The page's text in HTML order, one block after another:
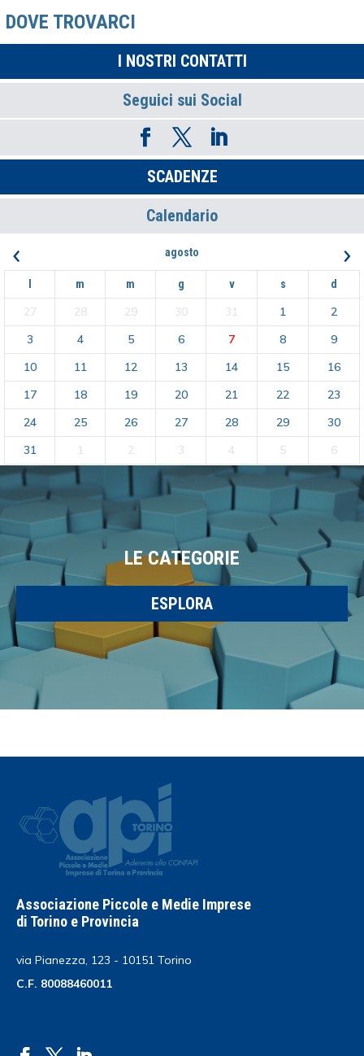
DOVE TROVARCI
I NOSTRI CONTATTI
Seguici sui Social
SCADENZE
Calendario
‹ agosto ›
m m g v s d
27 28 29 30 31 1
2
3
4 5 6 7 8
9
10
11 12 13 14 15
16
17
18 19 20 21 22
23
24
25 26 27 28 29
30
31
1 2 3 4 5 6
LE CATEGORIE
ESPLORA
Associazione Piccole e Medie Imprese
di Torino e Provincia
via Pianezza, 123 - 10151 Torino
C.F. 80088460011